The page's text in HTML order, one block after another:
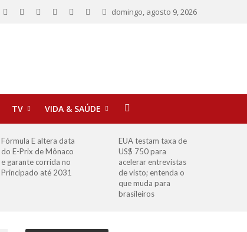
domingo, agosto 9, 2026
TV VIDA & SAÚDE
Fórmula E altera data
do E-Prix de Mônaco
e garante corrida no
Principado até 2031
EUA testam taxa de
US$ 750 para
acelerar entrevistas
de visto; entenda o
que muda para
brasileiros